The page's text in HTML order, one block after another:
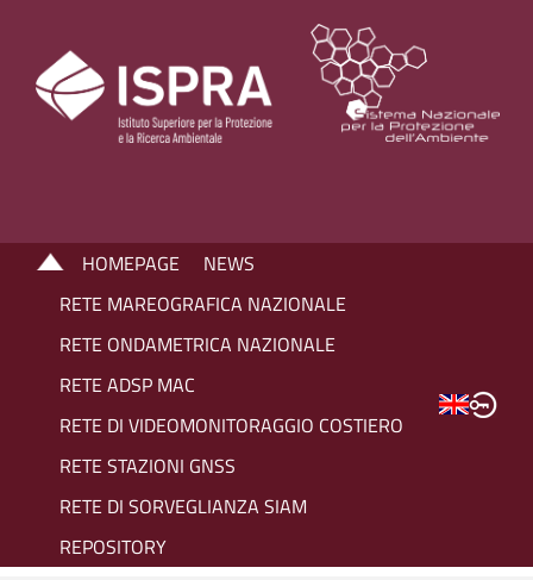
HOMEPAGE
NEWS
RETE MAREOGRAFICA NAZIONALE
RETE ONDAMETRICA NAZIONALE
RETE ADSP MAC
RETE DI VIDEOMONITORAGGIO COSTIERO
RETE STAZIONI GNSS
RETE DI SORVEGLIANZA SIAM
REPOSITORY